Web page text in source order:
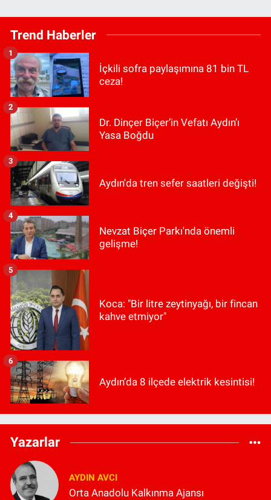
Trend Haberler
İçkili sofra paylaşımına 81 bin TL
ceza!
1
Dr. Dinçer Biçer’in Vefatı Aydın’ı
Yasa Boğdu
2
Aydın'da tren sefer saatleri değişti!
3
Nevzat Biçer Parkı'nda önemli
gelişme!
4
Koca: "Bir litre zeytinyağı, bir fincan
kahve etmiyor"
5
Aydın’da 8 ilçede elektrik kesintisi!
6
Yazarlar
AYDIN AVCI
Orta Anadolu Kalkınma Ajansı